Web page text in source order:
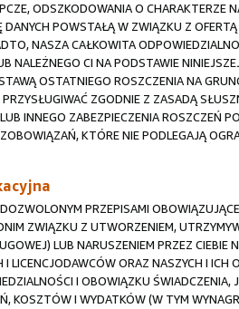
ODSZKODOWANIA O CHARAKTERZE
POWSTAŁĄ W ZWIĄZKU Z
NASZA CAŁKOWITA
NALEŻNEGO CI NA PODSTAWIE
OSTATNIEGO ROSZCZENIA NA
PRZYSŁUGIWAĆ ZGODNIE Z ZASADĄ
INNEGO ZABEZPIECZENIA ROSZCZEŃ
KTÓRE NIE PODLEGAJĄ
PRZEPISAMI
ZWIĄZKU Z UTWORZENIEM,
LUB NARUSZENIEM PRZEZ
LICENCJODAWCÓW ORAZ NASZYCH I
I OBOWIĄZKU
KOSZTÓW I WYDATKÓW (W TYM